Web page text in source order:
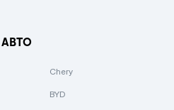
Chery
BYD